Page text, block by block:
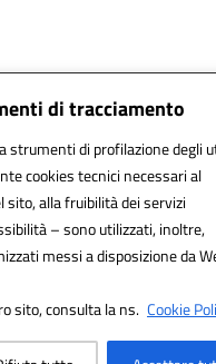
di tracciamento
strumenti di profilazione degli
cookies tecnici necessari al
alla fruibilità dei servizi
– sono utilizzati, inoltre,
messi a disposizione da
sito, consulta la ns. Cookie